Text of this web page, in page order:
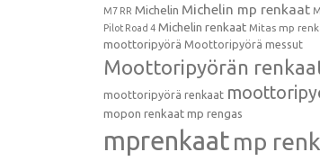
M7 RR Michelin Michelin mp renkaat
Pilot Road 4 Michelin renkaat Mitas mp
moottoripyörä Moottoripyörä messut
Moottoripyörän
moottoripyörä renkaat
mopon renkaat mp rengas
mprenkaat mp